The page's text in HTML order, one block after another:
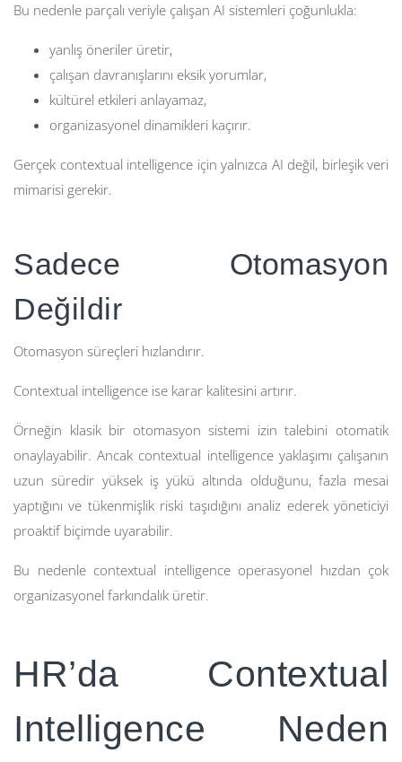
Bu nedenle parçalı veriyle çalışan AI sistemleri çoğunlukla:
yanlış öneriler üretir,
çalışan davranışlarını eksik yorumlar,
kültürel etkileri anlayamaz,
organizasyonel dinamikleri kaçırır.
Gerçek contextual intelligence için yalnızca AI değil, birleşik veri
mimarisi gerekir.
Sadece Otomasyon
Değildir
Otomasyon süreçleri hızlandırır.
Contextual intelligence ise karar kalitesini artırır.
Örneğin klasik bir otomasyon sistemi izin talebini otomatik
onaylayabilir. Ancak contextual intelligence yaklaşımı çalışanın
uzun süredir yüksek iş yükü altında olduğunu, fazla mesai
yaptığını ve tükenmişlik riski taşıdığını analiz ederek yöneticiyi
proaktif biçimde uyarabilir.
Bu nedenle contextual intelligence operasyonel hızdan çok
organizasyonel farkındalık üretir.
HR’da Contextual
Intelligence Neden